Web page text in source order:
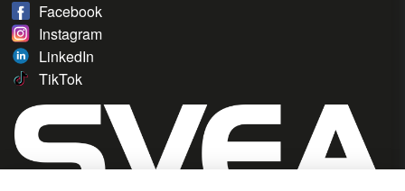
Facebook
Instagram
LinkedIn
TikTok